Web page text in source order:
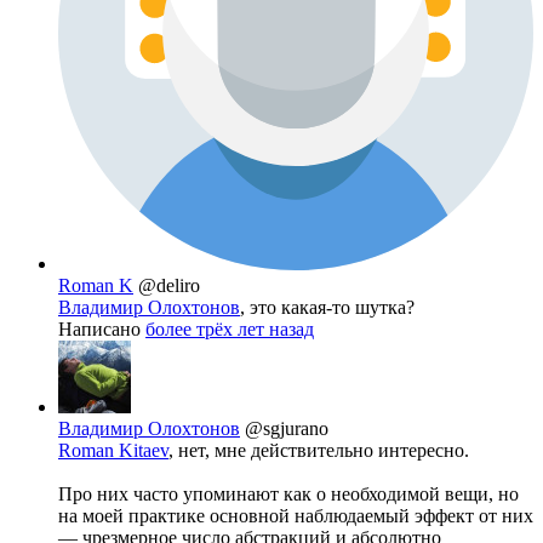
Roman K @deliro
Владимир Олохтонов, это какая-то шутка?
Написано более трёх лет назад
Владимир Олохтонов @sgjurano
Roman Kitaev, нет, мне действительно интересно.
Про них часто упоминают как о необходимой вещи, но
на моей практике основной наблюдаемый эффект от них
— чрезмерное число абстракций и абсолютно